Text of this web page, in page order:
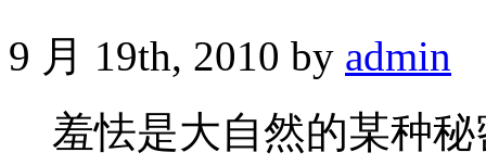
9 月 19th, 2010 by admin
羞怯是大自然的某种